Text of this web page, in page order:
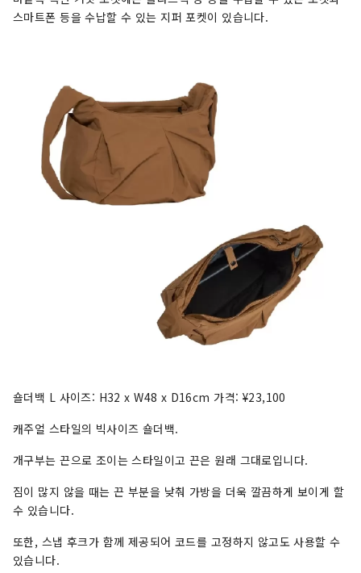
스마트폰 등을 수납할 수 있는 지퍼 포켓이 있습니다.
숄더백 L 사이즈: H32 x W48 x D16cm 가격: ¥23,100
캐주얼 스타일의 빅사이즈 숄더백.
개구부는 끈으로 조이는 스타일이고 끈은 원래 그대로입니다.
짐이 많지 않을 때는 끈 부분을 낮춰 가방을 더욱 깔끔하게 보이게 할
수 있습니다.
또한, 스냅 후크가 함께 제공되어 코드를 고정하지 않고도 사용할 수
있습니다.